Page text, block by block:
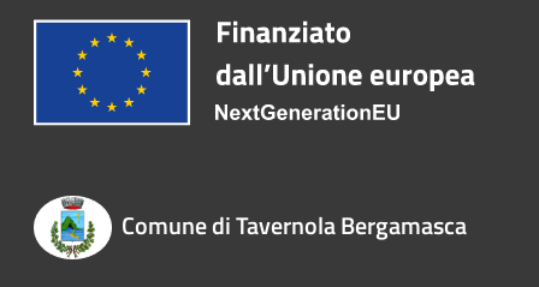
Comune di Tavernola Bergamasca